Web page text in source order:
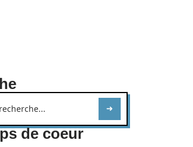
de coeur